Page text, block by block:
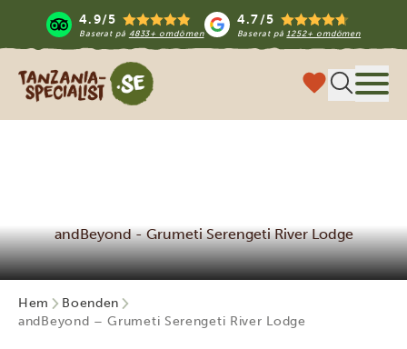
4.9/5
Baserat på 4833+ omdömen
4.7/5
Baserat på1252+ omdömen
Tanzania Specialist
andBeyond - Grumeti Serengeti River Lodge
Hem
Boenden
andBeyond – Grumeti Serengeti River Lodge